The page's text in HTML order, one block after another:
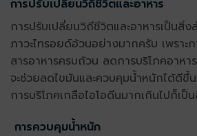
การปรับเปลี่ยนวิถีชีวิตและอาหาร
การปรับเปลี่ยนวิถีชีวิตและอาหารเป็นสิ่
ภาวะไทรอยด์อ้วนอย่างมากครับ เพราะ
สารอาหารครบถ้วน ลดการบริโภคอาหา
จะช่วยลดไขมันและควบคุมน้ำหนักได้ดี
การบริโภคเกลือไอโอดีนมากเกินไปก็เป็
การควบคุมน้ำหนัก